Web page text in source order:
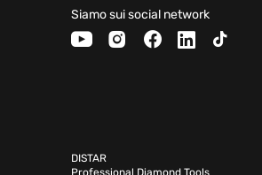
Siamo sui social network
DISTAR
Professional Diamond Tools